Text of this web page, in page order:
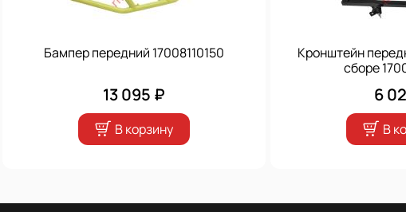
Бампер передний 17008110150
13 095 ₽
В корзину
Кронштейн
сборе
6
В